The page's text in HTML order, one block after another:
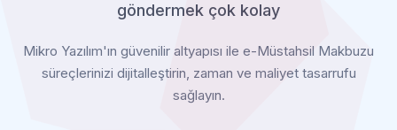
göndermek çok kolay
Mikro Yazılım'ın güvenilir altyapısı ile e-Müstahsil Makbuzu
süreçlerinizi dijitalleştirin, zaman ve maliyet tasarrufu
sağlayın.